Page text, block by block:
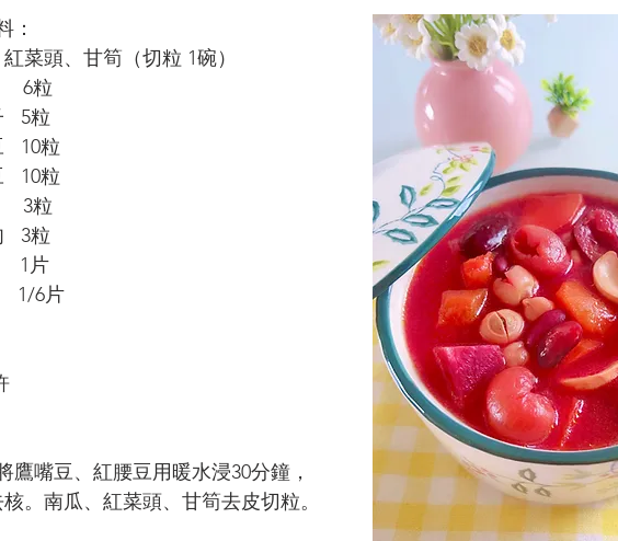
養生篇 養心安神 增
：
菜頭、甘筍（切粒 1碗）
6粒
5粒
10粒
10粒
3粒
3粒
1片
1/6片
鷹嘴豆、紅腰豆用暖水浸30分鐘，
。南瓜、紅菜頭、甘筍去皮切粒。